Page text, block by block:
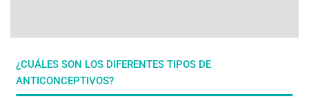
¿CUÁLES SON LOS DIFERENTES TIPOS DE
ANTICONCEPTIVOS?